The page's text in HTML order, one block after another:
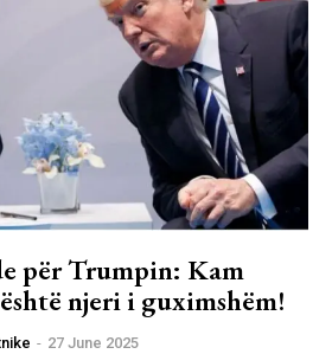
për Trumpin: Kam
njeri i guximshëm!
- 27 June 2025